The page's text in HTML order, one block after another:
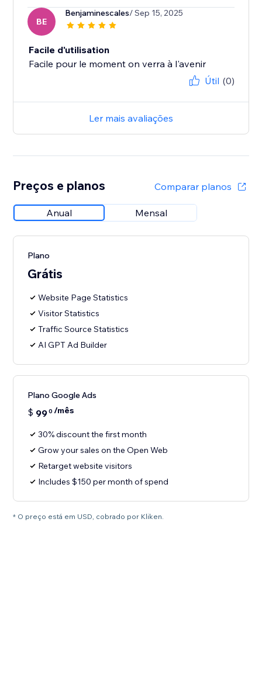
BE
Benjaminescales/ Sep 15, 2025
Facile d'utilisation
Facile pour le moment on verra à l'avenir
Útil (0)
Ler mais avaliações
Preços e planos Comparar planos
Anual Mensal
Plano
Grátis
Website Page Statistics
Visitor Statistics
Traffic Source Statistics
AI GPT Ad Builder
Plano Google Ads
$ 990 /mês
30% discount the first month
Grow your sales on the Open Web
Retarget website visitors
Includes $150 per month of spend
* O preço está em USD, cobrado por Kliken.